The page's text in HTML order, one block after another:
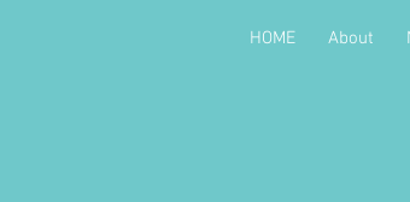
HOME About